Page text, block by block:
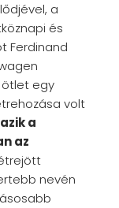
a
és
Ferdinand
egy
volt
a
az
nevén